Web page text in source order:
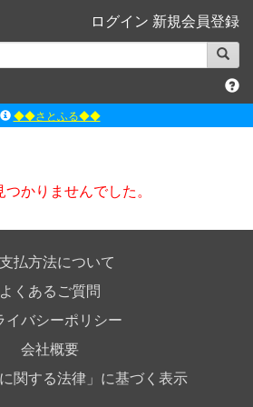
ログイン 新規会員登録
◆◆さとふる◆◆
ｱｿﾞﾝｵﾝﾗｲﾝｼｮｯﾌﾟX
つかりませんでした。
払方法について
よくあるご質問
イバシーポリシー
会社概要
に関する法律」に基づく表示